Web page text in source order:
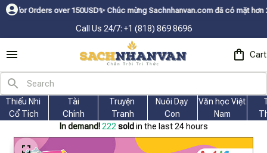
over 150USDㅤ✨Chúc mừng Sachnhanvan.com đã có mặt hơn 200 quốc
Call Us 24/7: +1 (818) 869 8696
Cart
Thiếu Nhi
Cổ Tích
Tài
Chính
Truyện
Tranh
Nuôi Dạy
Con
Văn học Việt
Nam
In demand! 226 sold in the last 24 hours